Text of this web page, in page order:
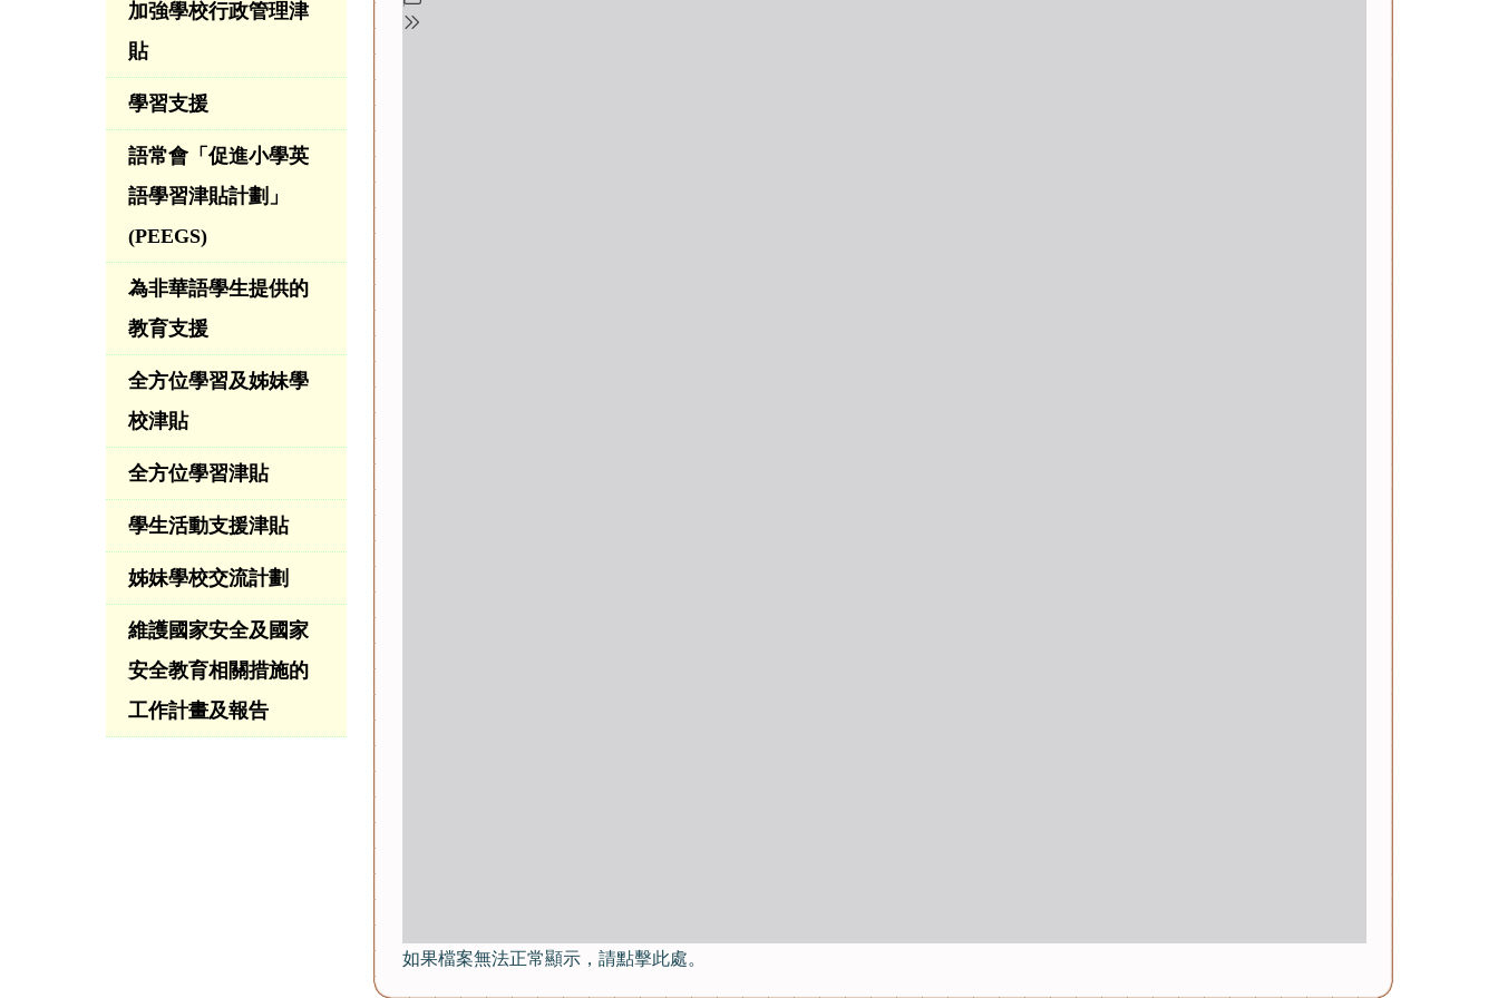
加強學校行政管理津
貼
學習支援
語常會「促進小學英
語學習津貼計劃」
(PEEGS)
為非華語學生提供的
教育支援
全方位學習及姊妹學
校津貼
全方位學習津貼
學生活動支援津貼
姊妹學校交流計劃
維護國家安全及國家
安全教育相關措施的
工作計畫及報告
如果檔案無法正常顯示，請點擊此處。